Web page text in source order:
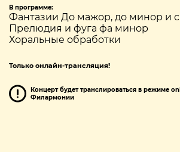
В программе:
Фантазии До мажор, до минор и
Прелюдия и фуга фа минор
Хоральные обработки
Только онлайн-трансляция!
Концерт будет транслироваться в режиме
Филармонии